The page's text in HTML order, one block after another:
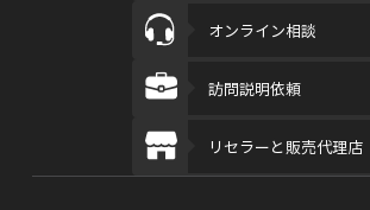
オンライン相談
訪問説明依頼
リセラーと販売代理店